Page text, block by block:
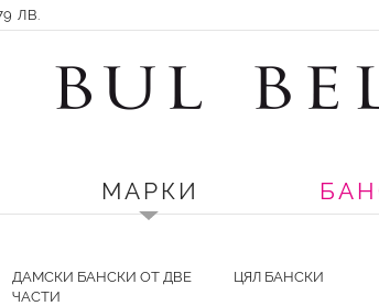
ЛВ.
МАРКИ
ДАМСКИ БАНСКИ ОТ ДВЕ
ЧАСТИ
ЦЯЛ БАНСКИ